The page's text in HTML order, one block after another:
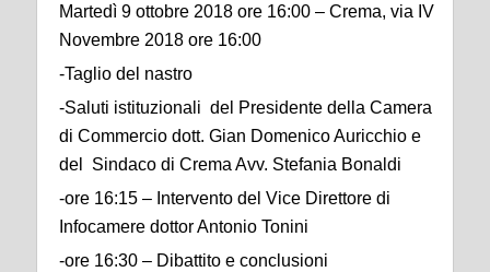
Martedì 9 ottobre 2018 ore 16:00 – Crema, via IV
Novembre 2018 ore 16:00
-Taglio del nastro
-Saluti istituzionali del Presidente della Camera
di Commercio dott. Gian Domenico Auricchio e
del Sindaco di Crema Avv. Stefania Bonaldi
-ore 16:15 – Intervento del Vice Direttore di
Infocamere dottor Antonio Tonini
-ore 16:30 – Dibattito e conclusioni